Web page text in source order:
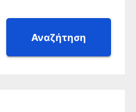
Αναζήτηση